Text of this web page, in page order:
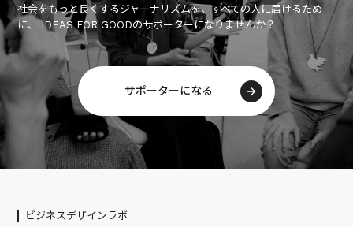
社会をもっと良くするジャーナリズムを、すべての人に届けるため
に、 IDEAS FOR GOODのサポーターになりませんか？
サポーターになる
ビジネスデザインラボ